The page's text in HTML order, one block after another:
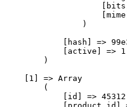
                )
[hash] =>
            [active] => 1
        )
    [1] => Array
        (
            [id] => 45312